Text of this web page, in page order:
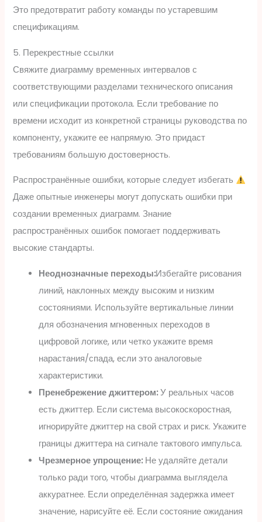
Это предотвратит работу команды по устаревшим
спецификациям.
5. Перекрестные ссылки
Свяжите диаграмму временных интервалов с
соответствующими разделами технического описания
или спецификации протокола. Если требование по
времени исходит из конкретной страницы руководства по
компоненту, укажите ее напрямую. Это придаст
требованиям большую достоверность.
Распространённые ошибки, которые следует избегать
Даже опытные инженеры могут допускать ошибки при
создании временных диаграмм. Знание
распространённых ошибок помогает поддерживать
высокие стандарты.
Неоднозначные переходы:Избегайте рисования
линий, наклонных между высоким и низким
состояниями. Используйте вертикальные линии
для обозначения мгновенных переходов в
цифровой логике, или четко укажите время
нарастания/спада, если это аналоговые
характеристики.
Пренебрежение джиттером:У реальных часов
есть джиттер. Если система высокоскоростная,
игнорируйте джиттер на свой страх и риск. Укажите
границы джиттера на сигнале тактового импульса.
Чрезмерное упрощение:Не удаляйте детали
только ради того, чтобы диаграмма выглядела
аккуратнее. Если определённая задержка имеет
значение, нарисуйте её. Если состояние ожидания